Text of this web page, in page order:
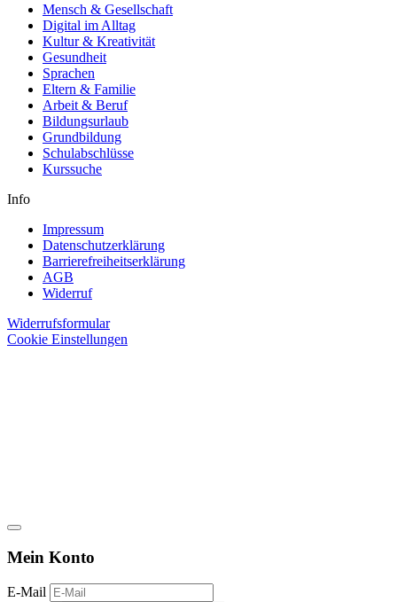
Mensch & Gesellschaft
Digital im Alltag
Kultur & Kreativität
Gesundheit
Sprachen
Eltern & Familie
Arbeit & Beruf
Bildungsurlaub
Grundbildung
Schulabschlüsse
Kurssuche
Info
Impressum
Datenschutzerklärung
Barrierefreiheitserklärung
AGB
Widerruf
Widerrufsformular
Cookie Einstellungen
Mein Konto
E-Mail